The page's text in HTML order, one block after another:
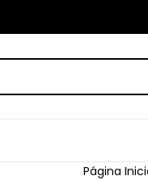
Página